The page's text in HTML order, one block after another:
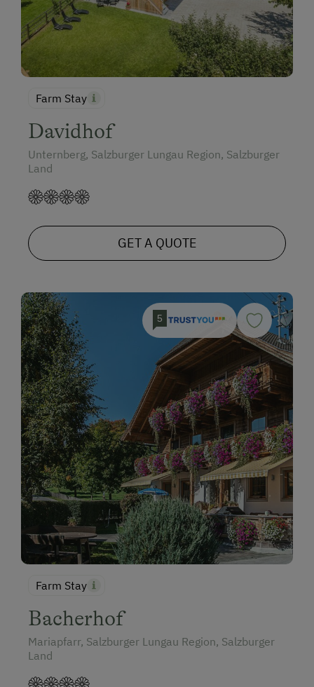
Farm Stay
Davidhof
Unternberg, Salzburger Lungau Region, Salzburger
Land
GET A QUOTE
5
Farm Stay
Bacherhof
Mariapfarr, Salzburger Lungau Region, Salzburger
Land